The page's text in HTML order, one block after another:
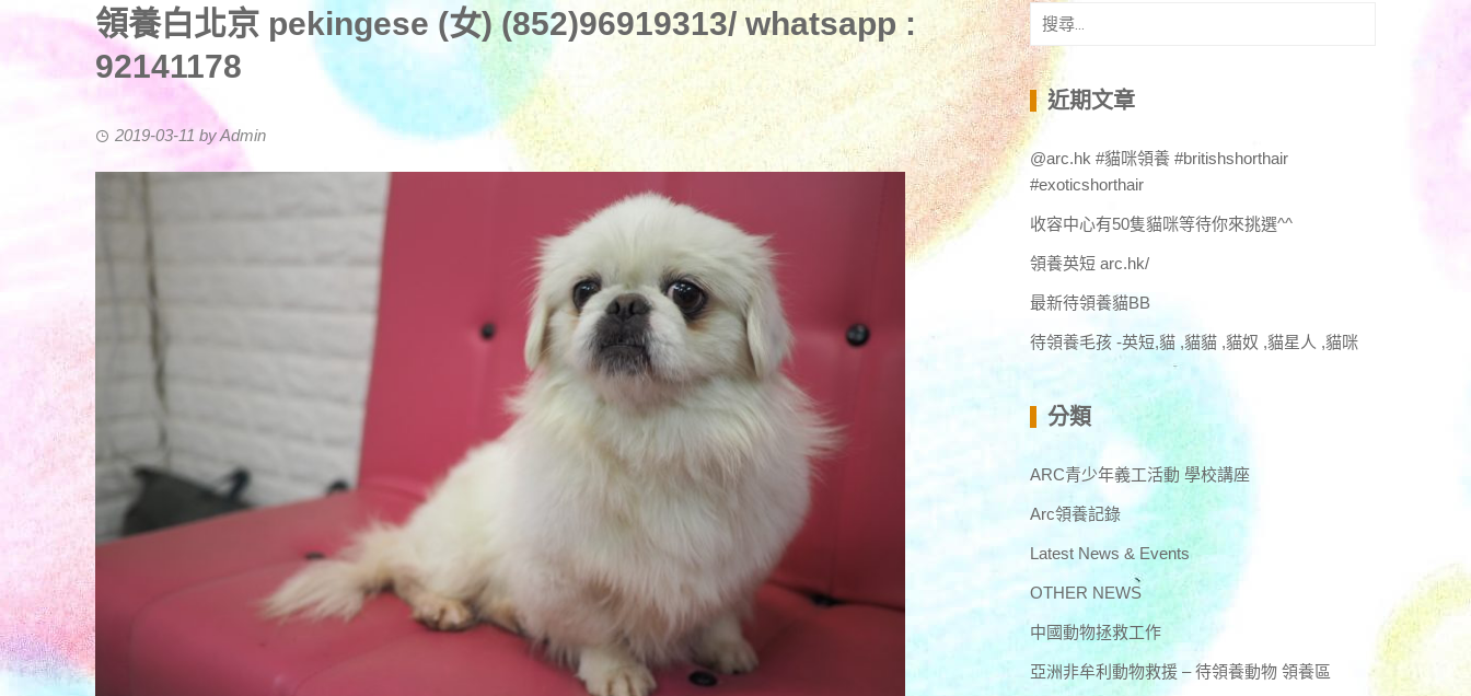
領養白北京 pekingese (女) (852)96919313/ whatsapp :
92141178
2019-03-11 byAdmin
搜
尋
關
鍵
字:
近期文章
@arc.hk #貓咪領養 #britishshorthair
#exoticshorthair
收容中心有50隻貓咪等待你來挑選^^
領養英短 arc.hk/
最新待領養貓BB
待領養毛孩 -英短,貓 ,貓貓 ,貓奴 ,貓星人 ,貓咪
分類
ARC青少年義工活動 學校講座
Arc領養記錄
Latest News & Events
OTHER NEWS
中國動物拯救工作
亞洲非牟利動物救援 – 待領養動物 領養區